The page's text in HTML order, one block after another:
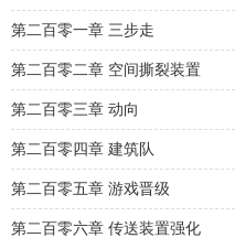
第二百零一章 三步走
第二百零二章 空间撕裂装置
第二百零三章 动向
第二百零四章 建筑队
第二百零五章 游戏晋级
第二百零六章 传送装置强化